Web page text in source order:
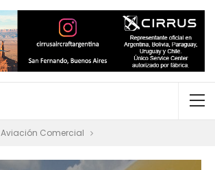
Aviación Comercial